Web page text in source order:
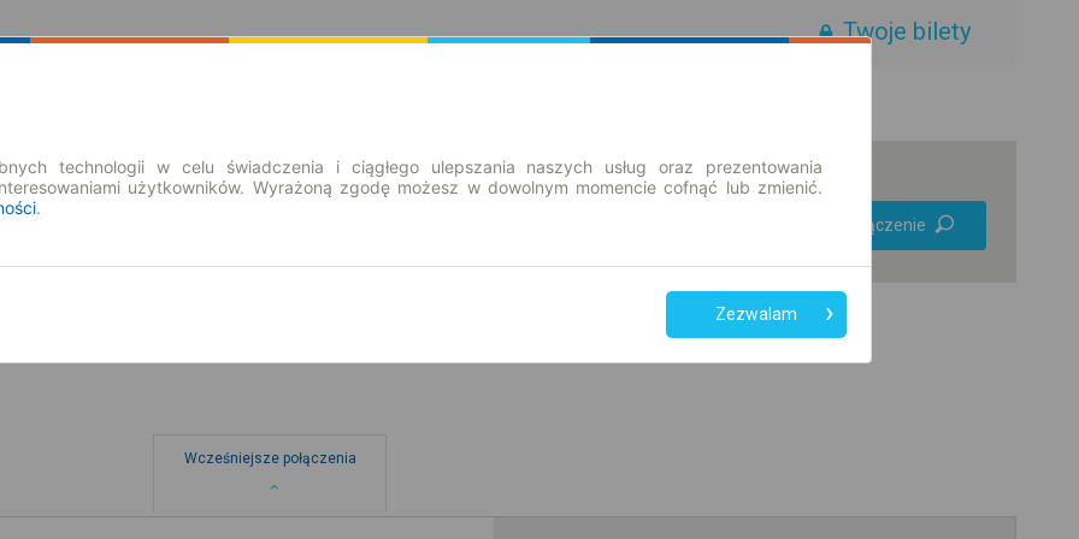
Twoje bilety
Znajdź połączenie
Sól
Wcześniejsze połączenia
technologii w celu świadczenia i ciągłego ulepszania naszych usług oraz prezentowania
użytkowników. Wyrażoną zgodę możesz w dowolnym momencie cofnąć lub zmienić.
.
Zezwalam